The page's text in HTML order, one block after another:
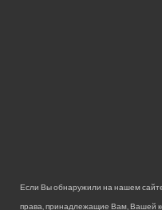
Если Вы обнаружили на нашем
права, принадлежащие Вам, Вашей